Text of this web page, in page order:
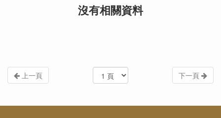
沒有相關資料
上一頁 下一頁